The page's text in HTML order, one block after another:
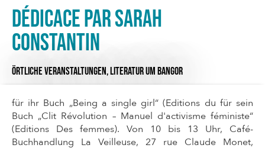
Dédicace par Sarah
Constantin
ÖRTLICHE VERANSTALTUNGEN,LITERATURUM BANGOR
für ihr Buch „Being a single girl“ (Editions du für sein
Buch „Clit Révolution – Manuel d'activisme féministe“
(Editions Des femmes). Von 10 bis 13 Uhr, Café-
Buchhandlung La Veilleuse, 27 rue Claude Monet,